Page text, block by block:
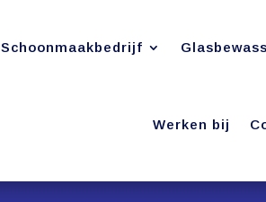
Schoonmaakbedrijf
Werken bij